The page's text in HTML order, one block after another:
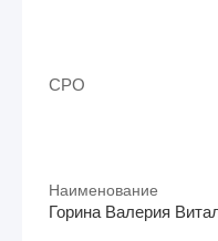
СРО
Наименование
Горина Валерия